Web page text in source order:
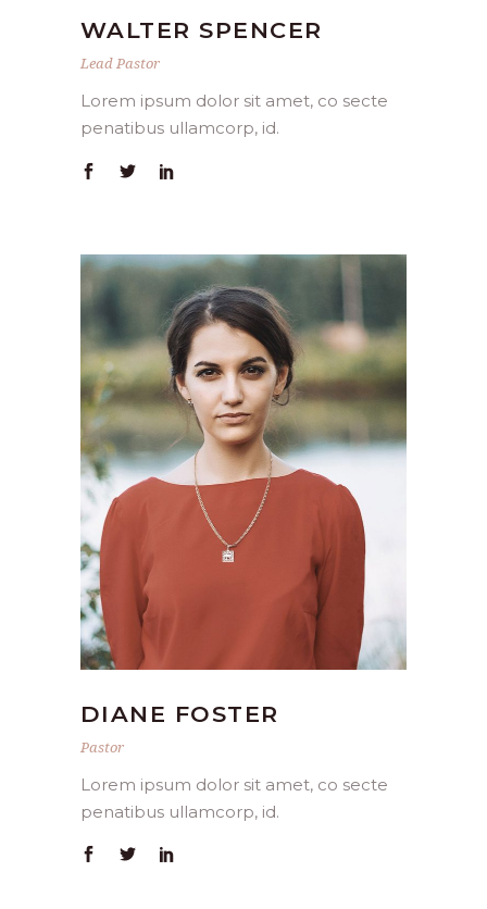
WALTER SPENCER
Lead Pastor
Lorem ipsum dolor sit amet, co secte
penatibus ullamcorp, id.
DIANE FOSTER
Pastor
Lorem ipsum dolor sit amet, co secte
penatibus ullamcorp, id.